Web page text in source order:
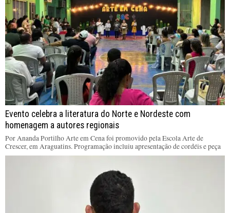
Evento celebra a literatura do Norte e Nordeste com
homenagem a autores regionais
Por Ananda Portilho Arte em Cena foi promovido pela Escola Arte de
Crescer, em Araguatins. Programação incluiu apresentação de cordéis e peça